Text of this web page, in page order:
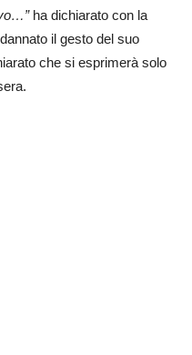
ha dichiarato con la
il gesto del suo
che si esprimerà solo